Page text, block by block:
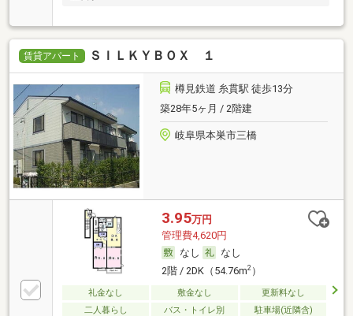
賃貸アパート ＳＩＬＫＹＢＯＸ １
樽見鉄道 糸貫駅 徒歩13分
築28年5ヶ月 / 2階建
岐阜県本巣市三橋
3.95万円
管理費4,620円
なし
なし
2階 / 2DK（54.76m2）
礼金なし 敷金なし
更新料なし
二人暮らし
バス・トイレ別 駐車場(近隣含)